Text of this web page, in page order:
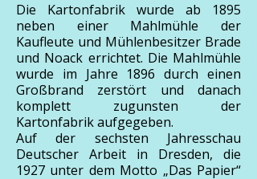
Die Kartonfabrik wurde ab 1895
neben einer Mahlmühle der
Kaufleute und Mühlenbesitzer Brade
und Noack errichtet. Die Mahlmühle
wurde im Jahre 1896 durch einen
Großbrand zerstört und danach
komplett zugunsten der
Kartonfabrik aufgegeben.
Auf der sechsten Jahresschau
Deutscher Arbeit in Dresden, die
1927 unter dem Motto „Das Papier“